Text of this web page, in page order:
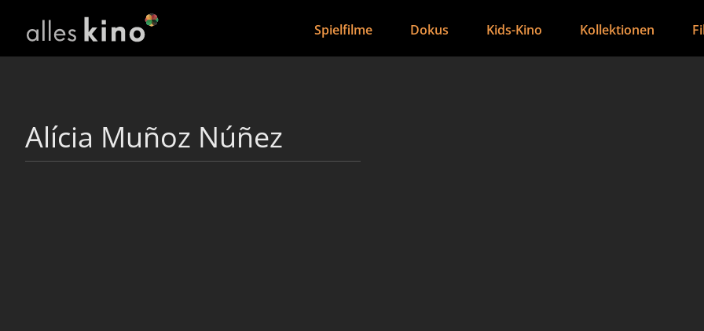
Spielfilme Dokus Kids-Kino Kollektionen
Alícia Muñoz Núñez